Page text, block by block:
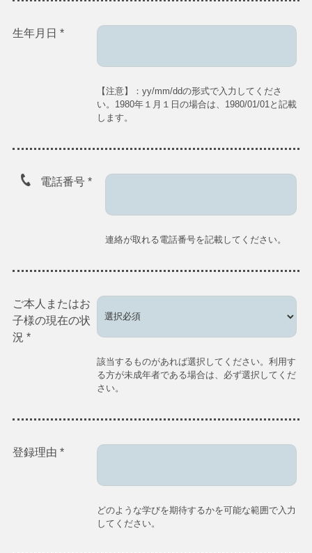
生年月日 *
【注意】：yy/mm/ddの形式で入力してくださ
い。1980年１月１日の場合は、1980/01/01と記載
します。
電話番号 *
連絡が取れる電話番号を記載してください。
ご本人またはお
子様の現在の状
況 *
該当するものがあれば選択してください。利用す
る方が未成年者である場合は、必ず選択してくだ
さい。
登録理由 *
どのような学びを期待するかを可能な範囲で入力
してください。